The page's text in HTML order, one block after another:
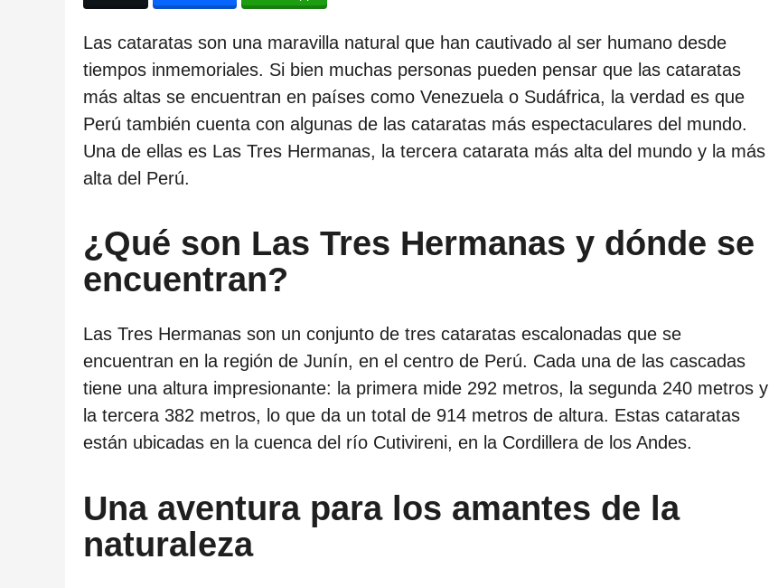
a
p
b
l
i
c
a
ó
n
Las cataratas son una maravilla natural que han cautivado al ser humano desde
tiempos inmemoriales. Si bien muchas personas pueden pensar que las cataratas
más altas se encuentran en países como Venezuela o Sudáfrica, la verdad es que
Perú también cuenta con algunas de las cataratas más espectaculares del mundo.
Una de ellas es Las Tres Hermanas, la tercera catarata más alta del mundo y la más
alta del Perú.
¿Qué son Las Tres Hermanas y dónde se
encuentran?
Las Tres Hermanas son un conjunto de tres cataratas escalonadas que se
encuentran en la región de Junín, en el centro de Perú. Cada una de las cascadas
tiene una altura impresionante: la primera mide 292 metros, la segunda 240 metros y
la tercera 382 metros, lo que da un total de 914 metros de altura. Estas cataratas
están ubicadas en la cuenca del río Cutivireni, en la Cordillera de los Andes.
Una aventura para los amantes de la
naturaleza